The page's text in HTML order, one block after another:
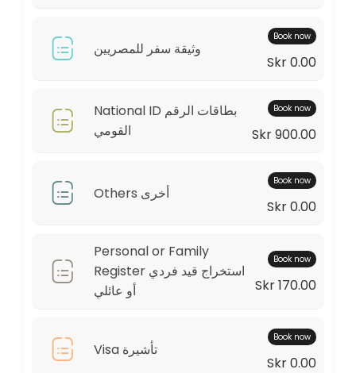
وثيقة سفر للمصريين
Book now
Skr 0.00
National ID بطاقات الرقم
القومي
Book now
Skr 900.00
Others أخرى
Book now
Skr 0.00
Personal or Family
Register استخراج قيد فردي
أو عائلي
Book now
Skr 170.00
Visa تأشيرة
Book now
Skr 0.00